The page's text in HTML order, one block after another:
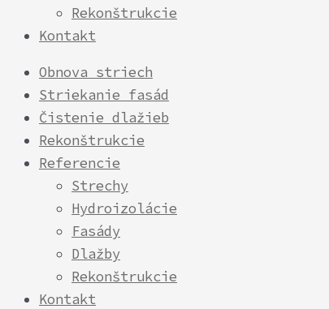
Rekonštrukcie
Kontakt
Obnova striech
Striekanie fasád
Čistenie dlažieb
Rekonštrukcie
Referencie
Strechy
Hydroizolácie
Fasády
Dlažby
Rekonštrukcie
Kontakt